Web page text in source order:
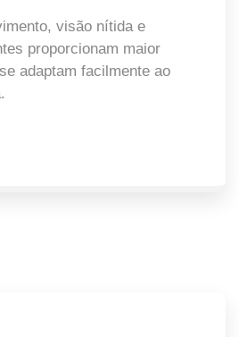
visão nítida e
proporcionam maior
adaptam facilmente ao